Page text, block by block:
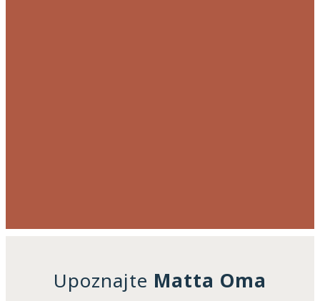
oceanu! ”Upoznajte Matta Oma